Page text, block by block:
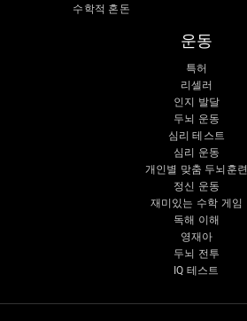
수학적 혼돈
운동
특허
리셀러
인지 발달
두뇌 운동
심리 테스트
심리 운동
개인별 맞춤 두뇌훈련
정신 운동
재미있는 수학 게임
독해 이해
영재아
두뇌 전투
IQ 테스트